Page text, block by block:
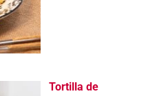
Tortilla de